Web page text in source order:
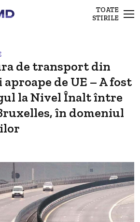
TOATE
STIRILE
de transport din
de UE – A fost
la Nivel Înalt între
în domeniul